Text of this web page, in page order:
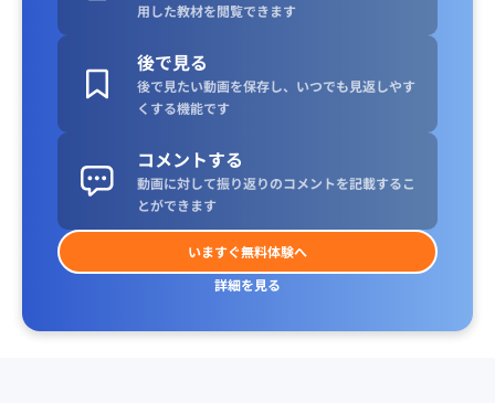
用した教材を閲覧できます
後で見る
後で見たい動画を保存し、いつでも見返しやす
くする機能です
コメントする
動画に対して振り返りのコメントを記載するこ
とができます
いますぐ無料体験へ
詳細を見る